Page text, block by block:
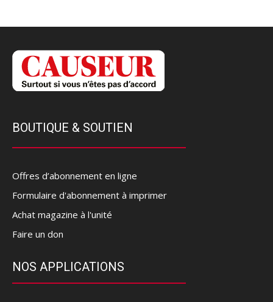
BOUTIQUE & SOUTIEN
Offres d’abonnement en ligne
Formulaire d'abonnement à imprimer
Achat magazine à l'unité
Faire un don
NOS APPLICATIONS